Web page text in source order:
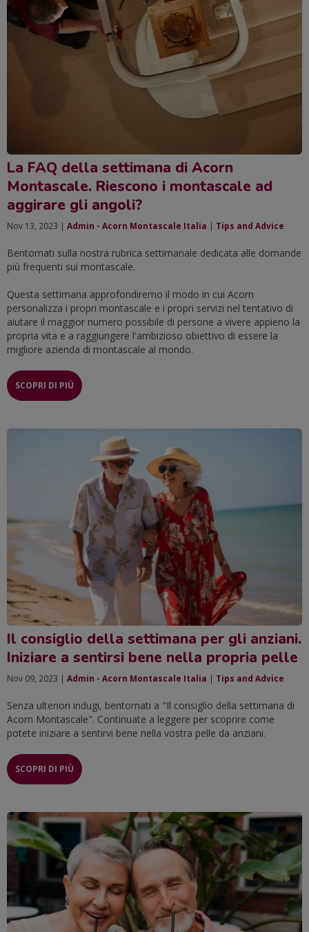
La FAQ della settimana di Acorn
Montascale. Riescono i montascale ad
aggirare gli angoli?
Nov 13, 2023 | Admin - Acorn Montascale Italia | Tips and Advice
Bentornati sulla nostra rubrica settimanale dedicata alle domande
più frequenti sui montascale.
Questa settimana approfondiremo il modo in cui Acorn
personalizza i propri montascale e i propri servizi nel tentativo di
aiutare il maggior numero possibile di persone a vivere appieno la
propria vita e a raggiungere l'ambizioso obiettivo di essere la
migliore azienda di montascale al mondo.
SCOPRI DI PIÙ
Il consiglio della settimana per gli anziani.
Iniziare a sentirsi bene nella propria pelle
Nov 09, 2023 | Admin - Acorn Montascale Italia | Tips and Advice
Senza ulteriori indugi, bentornati a "Il consiglio della settimana di
Acorn Montascale". Continuate a leggere per scoprire come
potete iniziare a sentirvi bene nella vostra pelle da anziani.
SCOPRI DI PIÙ